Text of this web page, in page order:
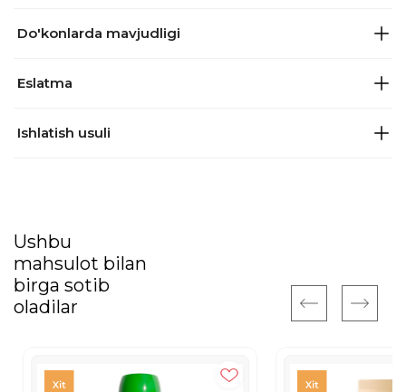
Do'konlarda mavjudligi
Eslatma
Ishlatish usuli
Ushbu
mahsulot bilan
birga sotib
oladilar